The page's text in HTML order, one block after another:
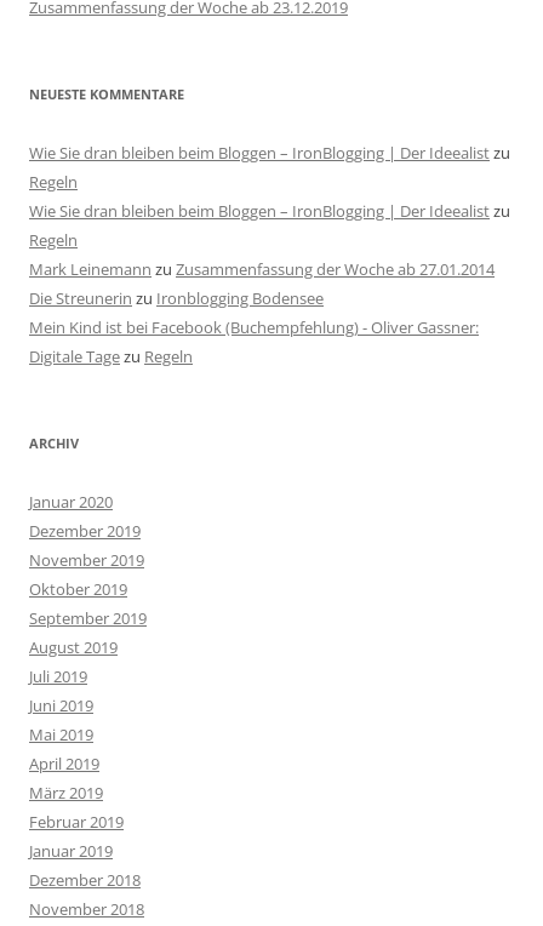
Zusammenfassung der Woche ab 23.12.2019
NEUESTE KOMMENTARE
Wie Sie dran bleiben beim Bloggen – IronBlogging | Der Ideealistzu
Regeln
Wie Sie dran bleiben beim Bloggen – IronBlogging | Der Ideealistzu
Regeln
Mark Leinemann zu Zusammenfassung der Woche ab 27.01.2014
Die Streunerin zu Ironblogging Bodensee
Mein Kind ist bei Facebook (Buchempfehlung) - Oliver Gassner:
Digitale Tagezu Regeln
ARCHIV
Januar 2020
Dezember 2019
November 2019
Oktober 2019
September 2019
August 2019
Juli 2019
Juni 2019
Mai 2019
April 2019
März 2019
Februar 2019
Januar 2019
Dezember 2018
November 2018